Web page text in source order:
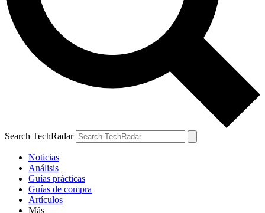
Search TechRadar
Noticias
Análisis
Guías prácticas
Guías de compra
Artículos
Más